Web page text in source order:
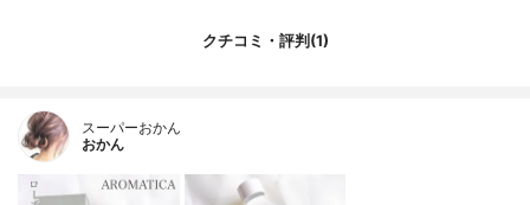
クチコミ・評判(1)
スーパーおかん
おかん